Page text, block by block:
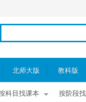
北师大版 教科版
科目找课本 按阶段